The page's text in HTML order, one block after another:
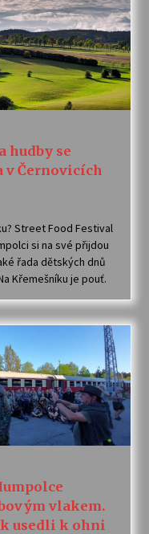
hudby se
v Černovicích
Street Food Festival
si na své přijdou
řada dětských dnů
Křemešníku je pouť.
vlakem.
usedli k ohni